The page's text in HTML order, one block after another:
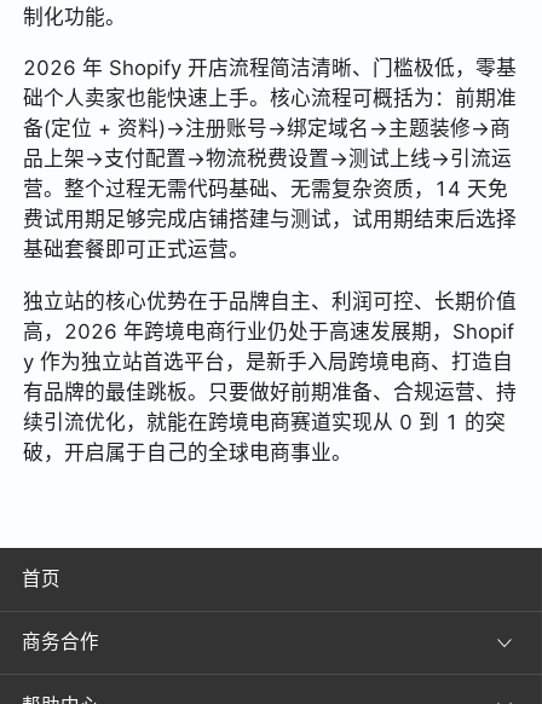
制化功能。
2026 年 Shopify 开店流程简洁清晰、门槛极低，零基
础个人卖家也能快速上手。核心流程可概括为：前期准
备(定位 + 资料)→注册账号→绑定域名→主题装修→商
品上架→支付配置→物流税费设置→测试上线→引流运
营。整个过程无需代码基础、无需复杂资质，14 天免
费试用期足够完成店铺搭建与测试，试用期结束后选择
基础套餐即可正式运营。
独立站的核心优势在于品牌自主、利润可控、长期价值
高，2026 年跨境电商行业仍处于高速发展期，Shopif
y 作为独立站首选平台，是新手入局跨境电商、打造自
有品牌的最佳跳板。只要做好前期准备、合规运营、持
续引流优化，就能在跨境电商赛道实现从 0 到 1 的突
破，开启属于自己的全球电商事业。
首页
商务合作